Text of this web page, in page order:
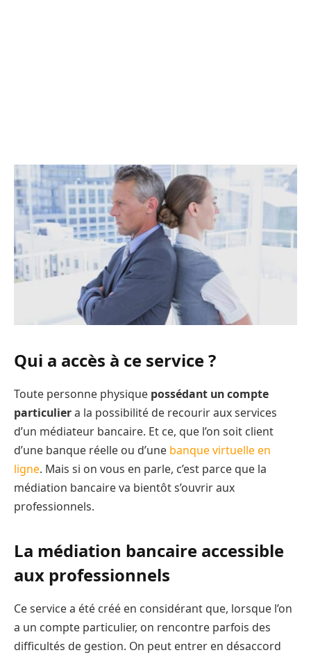
Qui a accès à ce service ?
Toute personne physique possédant un compte
particuliera la possibilité de recourir aux services
d’un médiateur bancaire. Et ce, que l’on soit client
d’une banque réelle ou d’une banque virtuelle en
ligne. Mais si on vous en parle, c’est parce que la
médiation bancaire va bientôt s’ouvrir aux
professionnels.
La médiation bancaire accessible
aux professionnels
Ce service a été créé en considérant que, lorsque l’on
a un compte particulier, on rencontre parfois des
difficultés de gestion. On peut entrer en désaccord